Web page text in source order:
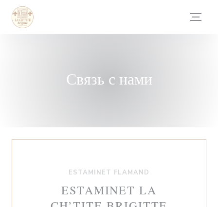
Панель управления cookies
Связь с нами
ESTAMINET FLAMAND
ESTAMINET LA